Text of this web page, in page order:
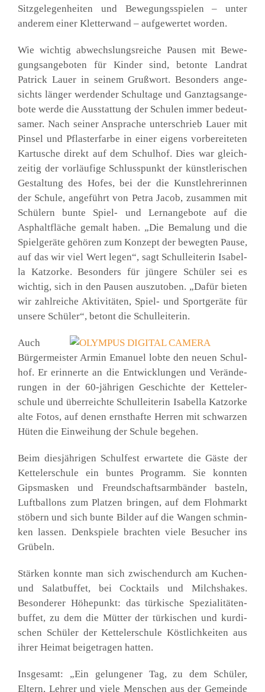
Sitz­ge­le­gen­hei­ten und Bewe­gungs­spie­len – unter
ande­rem einer Klet­ter­wand – auf­ge­wer­tet wor­den.
Wie wich­tig abwechs­lungs­rei­che Pau­sen mit Bewe­
gungs­an­ge­bo­ten für Kin­der sind, beton­te Land­rat
Patrick Lau­er in sei­nem Gruß­wort. Beson­ders ange­
sichts län­ger wer­den­der Schul­ta­ge und Ganz­tags­an­ge­
bo­te wer­de die Aus­stat­tung der Schu­len immer bedeut­
sa­mer. Nach sei­ner Anspra­che unter­schrieb Lau­er mit
Pin­sel und Pflas­ter­far­be in einer eigens vor­be­rei­te­ten
Kar­tu­sche direkt auf dem Schul­hof. Dies war gleich­
zei­tig der vor­läu­fi­ge Schluss­punkt der künst­le­ri­schen
Gestal­tung des Hofes, bei der die Kunst­leh­re­rin­nen
der Schu­le, ange­führt von Petra Jacob, zusam­men mit
Schü­lern bun­te Spiel- und Lern­an­ge­bo­te auf die
Asphalt­flä­che gemalt haben. „Die Bema­lung und die
Spiel­ge­rä­te gehö­ren zum Kon­zept der beweg­ten Pau­se,
auf das wir viel Wert legen“, sagt Schul­lei­te­rin Isa­bel­
la Katz­or­ke. Beson­ders für jün­ge­re Schü­ler sei es
wich­tig, sich in den Pau­sen aus­zu­to­ben. „Dafür bie­ten
wir zahl­rei­che Akti­vi­tä­ten, Spiel- und Sport­ge­rä­te für
unse­re Schü­ler“, betont die Schul­lei­te­rin.
Auch
Bür­ger­meis­ter Armin Ema­nu­el lob­te den neu­en Schul­
hof. Er erin­ner­te an die Ent­wick­lun­gen und Ver­än­de­
run­gen in der 60-jäh­ri­gen Geschich­te der Ket­tel­er­
schu­le und über­reich­te Schul­lei­te­rin Isa­bel­la Katz­or­ke
alte Fotos, auf denen ernst­haf­te Her­ren mit schwar­zen
Hüten die Ein­wei­hung der Schu­le bege­hen.
Beim dies­jäh­ri­gen Schul­fest erwar­te­te die Gäs­te der
Ket­tel­er­schu­le ein bun­tes Pro­gramm. Sie konn­ten
Gips­mas­ken und Freund­schafts­arm­bän­der bas­teln,
Luft­bal­lons zum Plat­zen brin­gen, auf dem Floh­markt
stö­bern und sich bun­te Bil­der auf die Wan­gen schmin­
ken las­sen. Denk­spie­le brach­ten vie­le Besu­cher ins
Grü­beln.
Stär­ken konn­te man sich zwi­schen­durch am Kuchen-
und Salat­buf­fet, bei Cock­tails und Milch­shakes.
Beson­de­rer Höhe­punkt: das tür­ki­sche Spe­zia­li­tä­ten­
buf­fet, zu dem die Müt­ter der tür­ki­schen und kur­di­
schen Schü­ler der Ket­tel­er­schu­le Köst­lich­kei­ten aus
ihrer Hei­mat bei­getra­gen hat­ten.
Ins­ge­samt: „Ein gelun­ge­ner Tag, zu dem Schü­ler,
Eltern, Leh­rer und vie­le Men­schen aus der Gemein­de